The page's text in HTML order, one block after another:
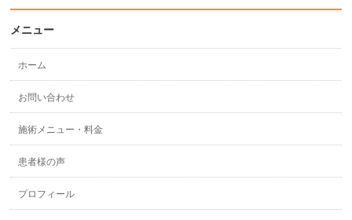
メニュー
ホーム
お問い合わせ
施術メニュー・料金
患者様の声
プロフィール